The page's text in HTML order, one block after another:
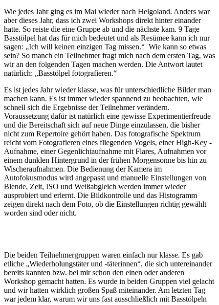
Wie jedes Jahr ging es im Mai wieder nach Helgoland. Anders war
aber dieses Jahr, dass ich zwei Workshops direkt hinter einander
hatte. So reiste die eine Gruppe ab und die nächste kam. 9 Tage
Basstölpel hat das für mich bedeutet und als Resümee kann ich nur
sagen: „Ich will keinen einzigen Tag missen.“ Wie kann so etwas
sein? So manch ein Teilnehmer fragt mich nach dem ersten Tag, was
wir an den folgenden Tagen machen werden. Die Antwort lautet
natürlich: „Basstölpel fotografieren.“
Es ist jedes Jahr wieder klasse, was für unterschiedliche Bilder man
machen kann. Es ist immer wieder spannend zu beobachten, wie
schnell sich die Ergebnisse der Teilnehmer verändern.
Voraussetzung dafür ist natürlich eine gewisse Experimentierfreude
und die Bereitschaft sich auf neue Dinge einzulassen, die bisher
nicht zum Repertoire gehört haben. Das fotografische Spektrum
reicht vom Fotografieren eines fliegenden Vogels, einer High-Key -
Aufnahme, einer Gegenlichtaufnahme mit Flares, Aufnahmen vor
einem dunklen Hintergrund in der frühen Morgensonne bis hin zu
Wischeraufnahmen. Die Bedienung der Kamera im
Autofokusmodus wird angepasst und manuelle Einstellungen von
Blende, Zeit, ISO und Weißabgleich werden immer wieder
ausprobiert und erlernt. Die Bildkontrolle und das Histogramm
zeigen direkt nach dem Foto, ob die Einstellungen richtig gewählt
worden sind oder nicht.
Die beiden Teilnehmergruppen waren einfach nur klasse. Es gab
etliche „Wiederholungstäter und -täterinnen“, die sich untereinander
bereits kannten bzw. bei mir schon den einen oder anderen
Workshop gemacht hatten. Es wurde in beiden Gruppen viel gelacht
und wir hatten wirklich großen Spaß miteinander. Am letzten Tag
war jedem klar, warum wir uns fast ausschließlich mit Basstölpeln